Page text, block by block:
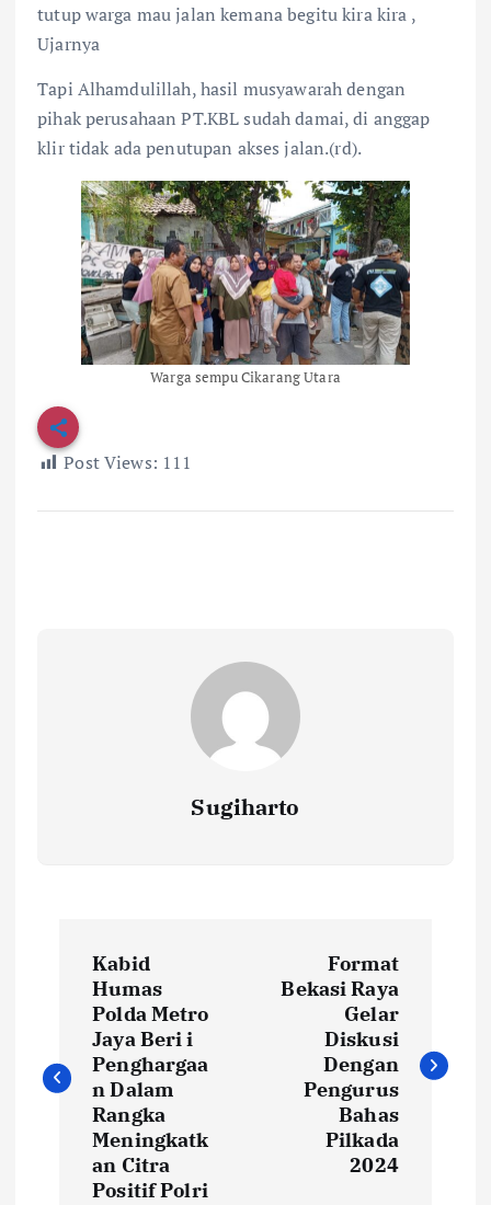
tutup warga mau jalan kemana begitu kira kira ,
Ujarnya
Tapi Alhamdulillah, hasil musyawarah dengan
pihak perusahaan PT.KBL sudah damai, di anggap
klir tidak ada penutupan akses jalan.(rd).
Warga sempu Cikarang Utara
Post Views: 111
Sugiharto
v
i
Kabid
Humas
Polda Metro
Jaya Beri i
Penghargaa
n Dalam
Rangka
Meningkatk
an Citra
Positif Polri
Format
Bekasi Raya
Gelar
Diskusi
Dengan
Pengurus
Bahas
Pilkada
2024